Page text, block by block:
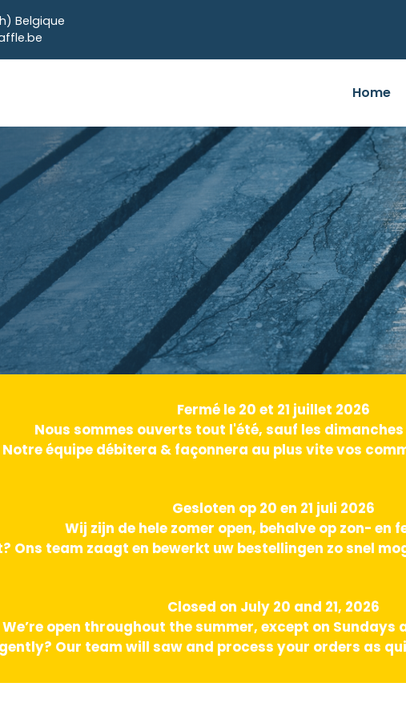
Belgique
Home
Fermé le 20 et 21 juillet 2026
Nous sommes ouverts tout l'été, sauf les
Notre équipe débitera & façonnera au plus vite vos
Gesloten op 20 en 21 juli 2026
Wij zijn de hele zomer open, behalve op zon- en
Ons team zaagt en bewerkt uw bestellingen zo snel
Closed on July 20 and 21, 2026
We’re open throughout the summer, except on Sundays
Our team will saw and process your orders as